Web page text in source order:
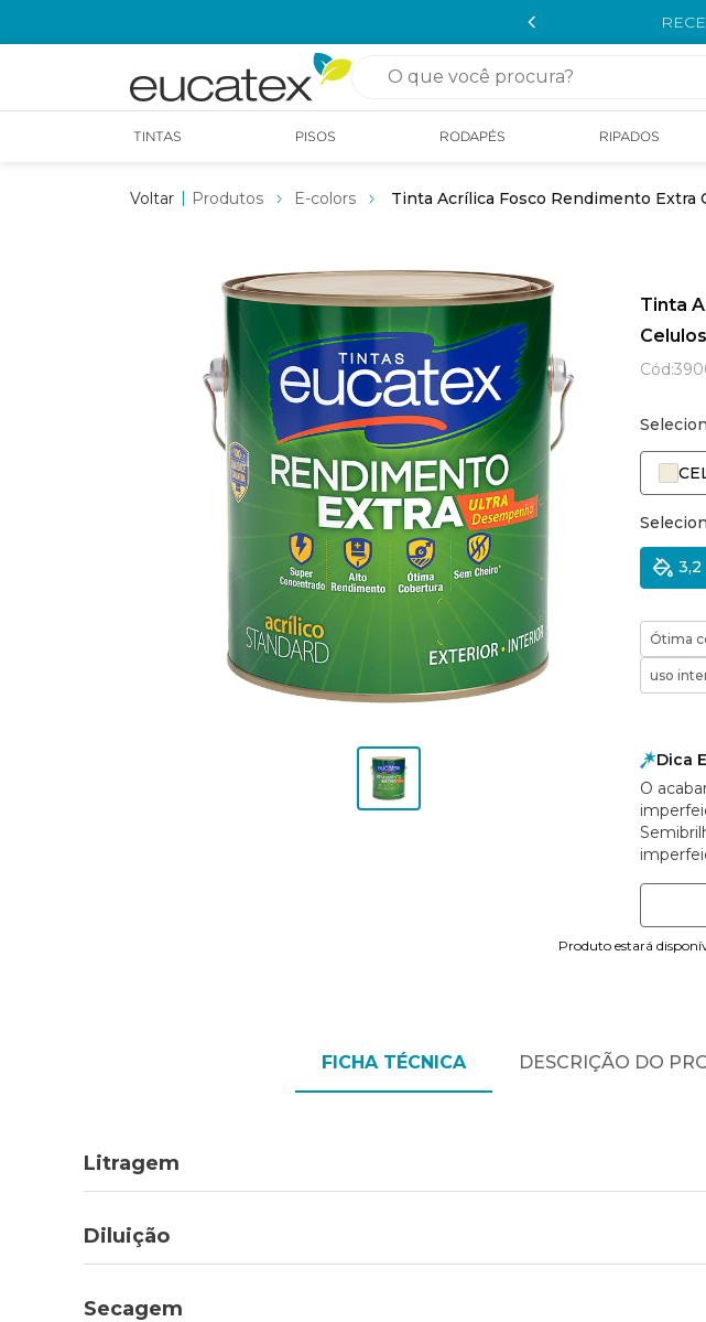
O que você procura?
TINTAS PISOS RODAPÉS RIPADOS
Produtos E-colors Tinta Acrílica Fosco Rendimento Extra
Tinta
Cód:
3,2
Ótima
uso
Dica
O
Produto estará
FICHA TÉCNICA DESCRIÇÃO DO
Litragem
Diluição
Secagem